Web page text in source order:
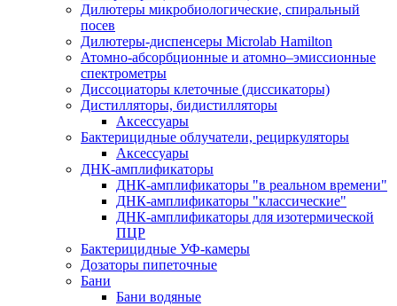
Дилютеры микробиологические, спиральный
посев
Дилютеры-диспенсеры Microlab Hamilton
Атомно-абсорбционные и атомно–эмиссионные
спектрометры
Диссоциаторы клеточные (диссикаторы)
Дистилляторы, бидистилляторы
Аксессуары
Бактерицидные облучатели, рециркуляторы
Аксессуары
ДНК-амплификаторы
ДНК-амплификаторы "в реальном времени"
ДНК-амплификаторы "классические"
ДНК-амплификаторы для изотермической
ПЦР
Бактерицидные УФ-камеры
Дозаторы пипеточные
Бани
Бани водяные